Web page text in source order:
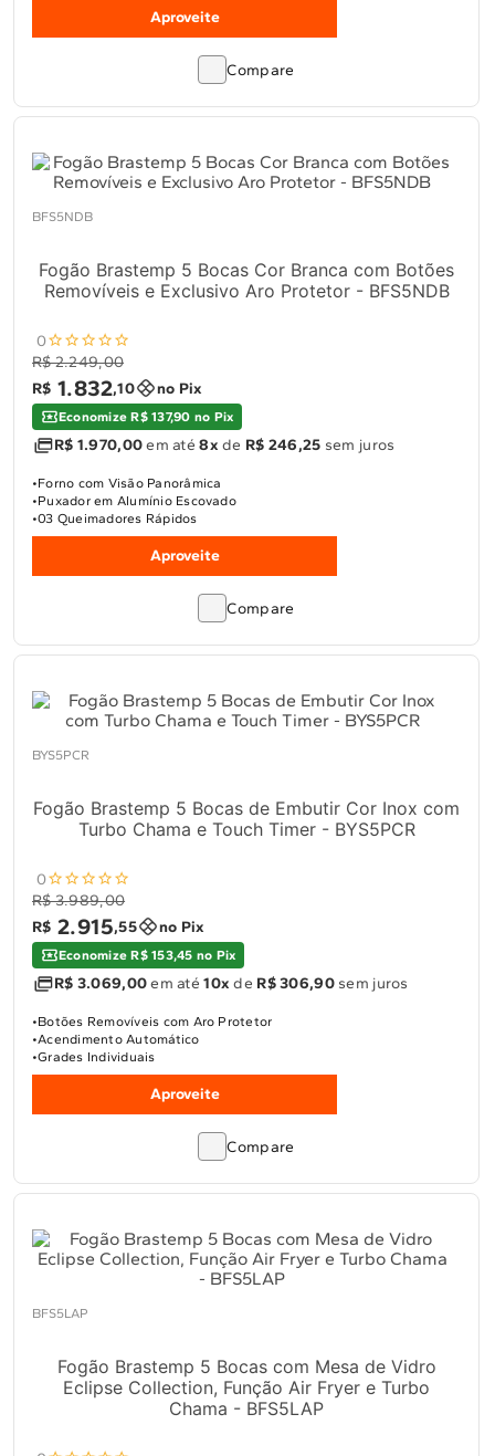
Aproveite
Compare
BFS5NDB
Fogão Brastemp 5 Bocas Cor Branca com Botões
Removíveis e Exclusivo Aro Protetor - BFS5NDB
0
R$ 2.249,00
R$ 1.832,10 no Pix
Economize R$ 137,90 no Pix
R$ 1.970,00em até8x de R$ 246,25 sem juros
Forno com Visão Panorâmica
Puxador em Alumínio Escovado
03 Queimadores Rápidos
Aproveite
Compare
BYS5PCR
Fogão Brastemp 5 Bocas de Embutir Cor Inox com
Turbo Chama e Touch Timer - BYS5PCR
0
R$ 3.989,00
R$ 2.915,55 no Pix
Economize R$ 153,45 no Pix
R$ 3.069,00em até10x de R$ 306,90sem juros
Botões Removíveis com Aro Protetor
Acendimento Automático
Grades Individuais
Aproveite
Compare
BFS5LAP
Fogão Brastemp 5 Bocas com Mesa de Vidro
Eclipse Collection, Função Air Fryer e Turbo
Chama - BFS5LAP